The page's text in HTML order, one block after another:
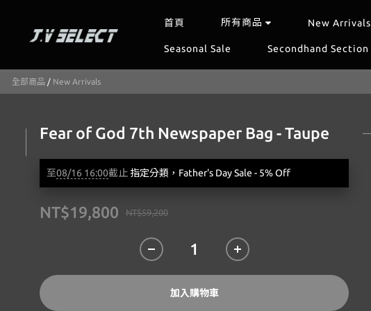
首頁 所有商品 New Arrivals
Seasonal Sale Secondhand Section
全部商品 / New Arrivals
Fear of God 7th Newspaper Bag - Taupe
至08/16 16:00截止 指定分類，Father's Day Sale - 5% Off
NT$59,200
NT$19,800
加入購物車